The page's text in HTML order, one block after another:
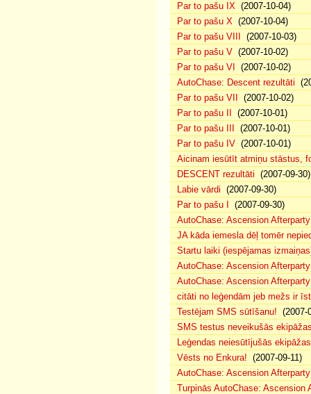
Par to pašu IX (2007-10-04)
Par to pašu X (2007-10-04)
Par to pašu VIII
(2007-10-03)
Par to pašu V (2007-10-02)
Par to pašu VI
(2007-10-02)
AutoChase: Descent rezultāti
Par to pašu VII
(2007-10-02)
Par to pašu II
(2007-10-01)
Par to pašu III
(2007-10-01)
Par to pašu IV (2007-10-01)
Aicinam iesūtīt atmiņu stāstus,
DESCENT rezultāti (2007-09-30)
Labie vārdi (2007-09-30)
Par to pašu I
(2007-09-30)
AutoChase: Ascension
JA kāda iemesla dēļ tomēr
Startu laiki (iespējamas
AutoChase: Ascension
AutoChase: Ascension
citāti no leģendām jeb mežs ir
Testējam SMS sūtīšanu! (2007-
SMS testus neveikušās
Leģendas neiesūtījušās ekipāžas
Vēsts no Enkura! (2007-09-11)
AutoChase: Ascension
Turpinās AutoChase: Ascension